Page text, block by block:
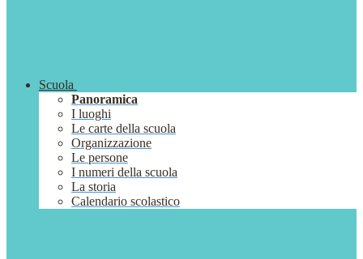
Scuola
Panoramica
I luoghi
Le carte della scuola
Organizzazione
Le persone
I numeri della scuola
La storia
Calendario scolastico